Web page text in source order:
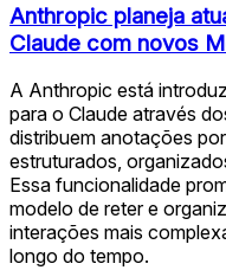
Anthropic planeja
Claude com novos
A Anthropic está
para o Claude através
distribuem anotações
estruturados,
Essa funcionalidade
modelo de reter e
interações mais
longo do tempo.